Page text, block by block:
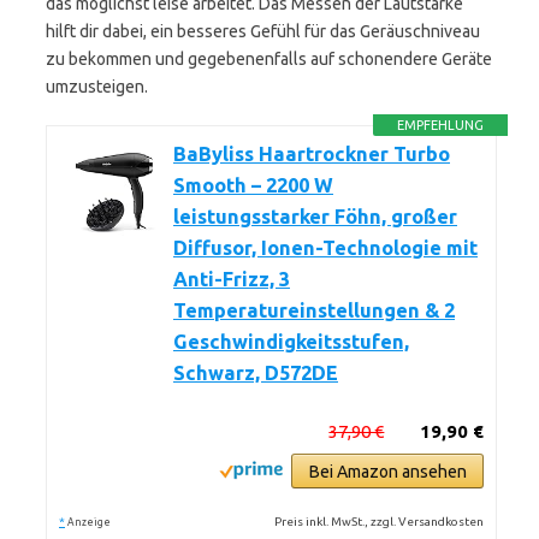
hilft dir dabei, ein besseres Gefühl für das Geräuschniveau
zu bekommen und gegebenenfalls auf schonendere Geräte
umzusteigen.
EMPFEHLUNG
BaByliss Haartrockner Turbo
Smooth – 2200 W
leistungsstarker Föhn, großer
Diffusor, Ionen-Technologie mit
Anti-Frizz, 3
Temperatureinstellungen & 2
Geschwindigkeitsstufen,
Schwarz, D572DE
19,90 €
37,90 €
Bei Amazon ansehen
* Anzeige Preis inkl. MwSt., zzgl. Versandkosten